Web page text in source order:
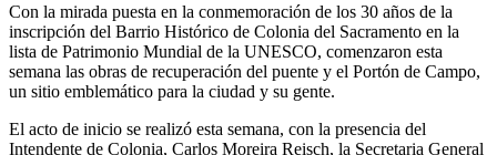
Con la mirada puesta en la conmemoración de los 30 años de la
inscripción del Barrio Histórico de Colonia del Sacramento en la
lista de Patrimonio Mundial de la UNESCO, comenzaron esta
semana las obras de recuperación del puente y el Portón de Campo,
un sitio emblemático para la ciudad y su gente.
El acto de inicio se realizó esta semana, con la presencia del
Intendente de Colonia, Carlos Moreira Reisch, la Secretaria General